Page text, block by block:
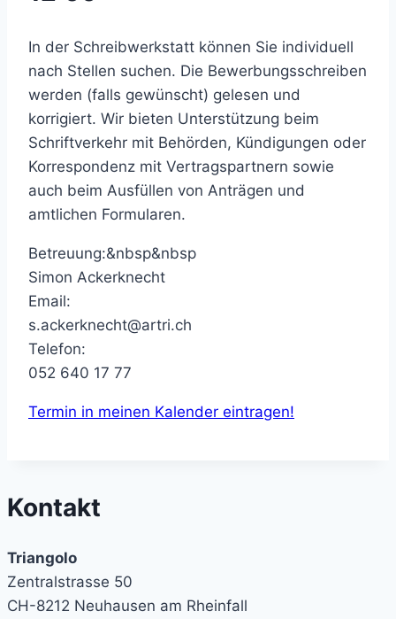
In der Schreibwerkstatt können Sie individuell
nach Stellen suchen. Die Bewerbungsschreiben
werden (falls gewünscht) gelesen und
korrigiert. Wir bieten Unterstützung beim
Schriftverkehr mit Behörden, Kündigungen oder
Korrespondenz mit Vertragspartnern sowie
auch beim Ausfüllen von Anträgen und
amtlichen Formularen.
Betreuung:&nbsp&nbsp
Simon Ackerknecht
Email:
s.ackerknecht@artri.ch
Telefon:
052 640 17 77
Termin in meinen Kalender eintragen!
Kontakt
Triangolo
Zentralstrasse 50
CH-8212 Neuhausen am Rheinfall